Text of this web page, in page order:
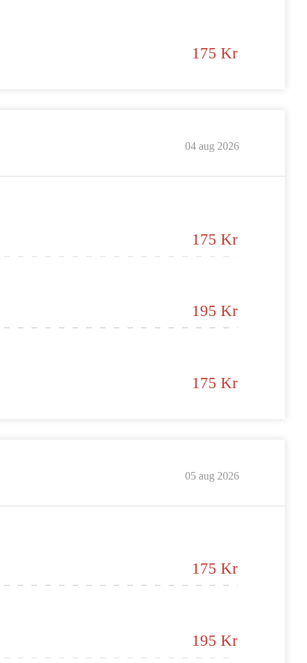
175 Kr
04 aug 2026
175 Kr
195 Kr
175 Kr
05 aug 2026
175 Kr
195 Kr